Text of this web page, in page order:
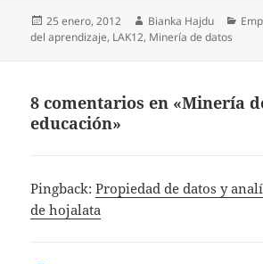
Publicado
el
25 enero, 2012 Autor
Bianka Hajdu
del aprendizaje, LAK12, Minería de datos
8 comentarios en «Minería
educación»
Pingback:Propiedad de datos y
de hojalata